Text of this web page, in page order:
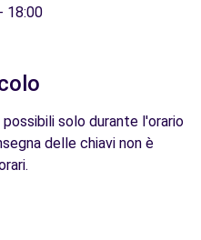
18:00
solo durante l'orario
delle chiavi non è